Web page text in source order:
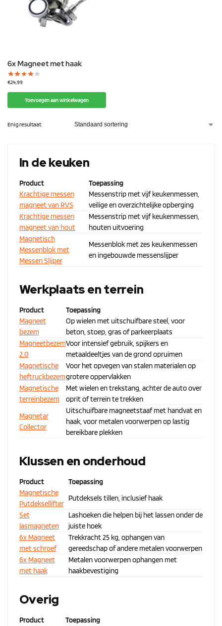
6x Magneet met haak
€24,99
Toevoegen aan winkelwagen
Enig resultaat
In de keuken
Product
Toepassing
Krachtige messen
magneet van RVS
Messenstrip met vijf keukenmessen,
veilige en overzichtelijke opberging
Krachtige messen
magneet van hout
Messenstrip met vijf keukenmessen,
houten uitvoering
Magnetisch
Messenblok met
Messen Slijper
Messenblok met zes keukenmessen
en ingebouwde messenslijper
Werkplaats en terrein
Product
Toepassing
Magneet
bezem
Op wielen met uitschuifbare steel, voor
beton, stoep, gras of parkeerplaats
Magneetbezem
2.0
Voor intensief gebruik, spijkers en
metaaldeeltjes van de grond opruimen
Magnetische
heftruckbezem
Voor het opvegen van stalen materialen op
grotere oppervlakken
Magnetische
terreinbezem
Met wielen en trekstang, achter de auto over
oprit of terrein te trekken
Magnetar
Collector
Uitschuifbare magneetstaaf met handvat en
haak, voor metalen voorwerpen op lastig
bereikbare plekken
Klussen en onderhoud
Product
Toepassing
Magnetische
Putdeksellifter
Putdeksels tillen, inclusief haak
Set
lasmagneten
Lashoeken die helpen bij het lassen onder de
juiste hoek
6x Magneet
met schroef
Trekkracht 25 kg, ophangen van
gereedschap of andere metalen voorwerpen
6x Magneet
met haak
Metalen voorwerpen ophangen met
haakbevestiging
Overig
Product
Toepassing